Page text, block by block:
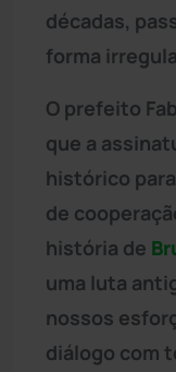
décadas,
forma
O prefeito
que a
histórico
de
história de
uma luta
nossos
diálogo com